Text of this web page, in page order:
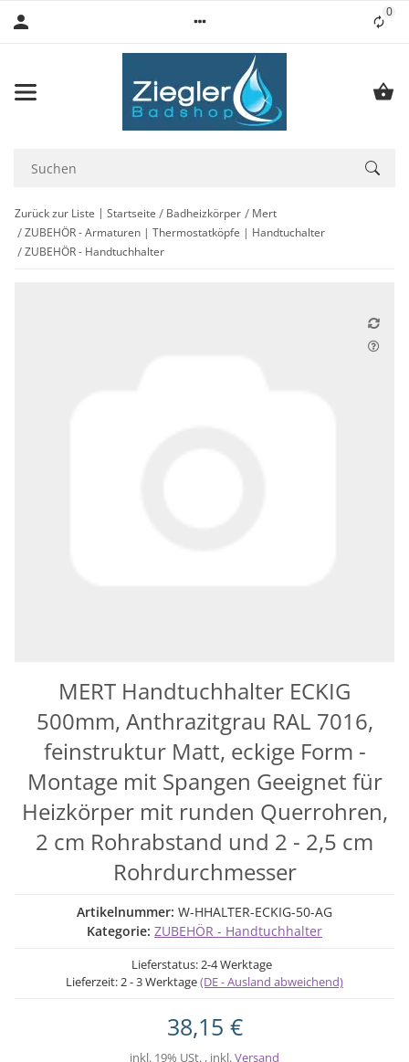
0
Zurück zur Liste Startseite Badheizkörper
Mert
ZUBEHÖR - Armaturen | Thermostatköpfe | Handtuchalter
ZUBEHÖR - Handtuchhalter
MERT Handtuchhalter ECKIG
500mm, Anthrazitgrau RAL 7016,
feinstruktur Matt, eckige Form -
Montage mit Spangen Geeignet für
Heizkörper mit runden Querrohren,
2 cm Rohrabstand und 2 - 2,5 cm
Rohrdurchmesser
Artikelnummer: W-HHALTER-ECKIG-50-AG
Kategorie: ZUBEHÖR - Handtuchhalter
Lieferstatus: 2-4 Werktage
Lieferzeit:2 - 3 Werktage(DE - Ausland abweichend)
38,15 €
inkl. 19% USt. , inkl.Versand